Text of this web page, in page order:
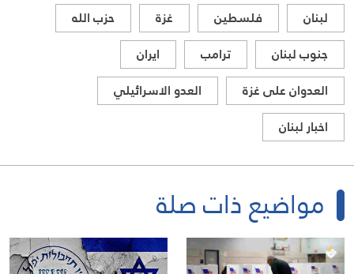
لبنان فلسطين غزة
حزب الله
جنوب لبنان
ترامب
ايران
العدوان على غزة
العدو الاسرائيلي
اخبار لبنان
مواضيع ذات صلة